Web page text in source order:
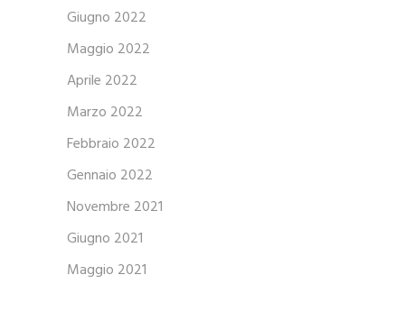
Giugno 2022
Maggio 2022
Aprile 2022
Marzo 2022
Febbraio 2022
Gennaio 2022
Novembre 2021
Giugno 2021
Maggio 2021